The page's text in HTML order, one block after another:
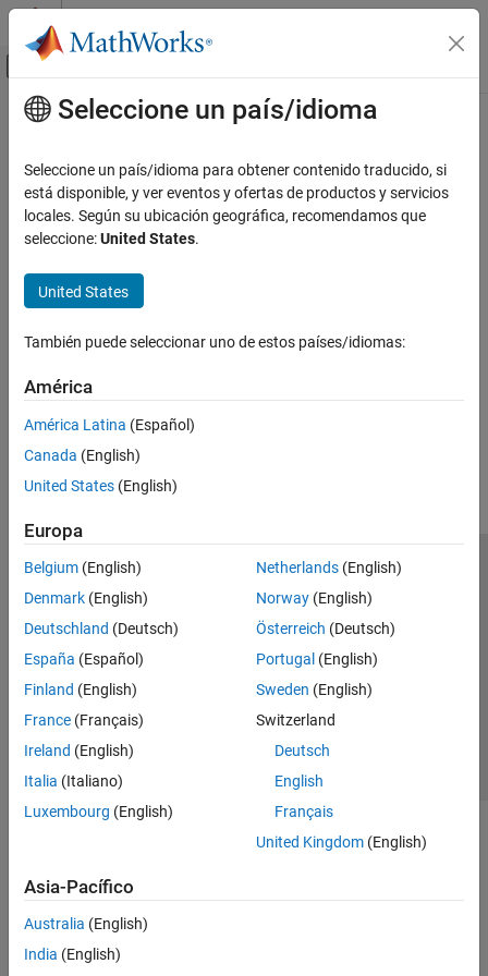
Saltar al contenido
Mostrar/ocultar menú de navegación
Inicio de Documentación
Contenido principal
¿Qué tan útil fue esta traducción?
Seleccione un país/idioma
Seleccione un país/idioma para obtener contenido traducido, si
está disponible, y ver eventos y ofertas de productos y servicios
locales. Según su ubicación geográfica, recomendamos que
seleccione:United States.
United States
También puede seleccionar uno de estos países/idiomas:
América
América Latina (Español)
Canada (English)
United States (English)
Europa
Belgium (English)
Denmark (English)
Deutschland (Deutsch)
España (Español)
Finland (English)
France (Français)
Ireland (English)
Italia (Italiano)
Luxembourg (English)
Netherlands(English)
Norway(English)
Österreich (Deutsch)
Portugal (English)
Sweden (English)
Switzerland
Deutsch
English
Français
United Kingdom(English)
Asia-Pacífico
Australia (English)
India (English)
Centro de confianza
Marcas comerciales
Política de privacidad
Antipiratería
Estado de las aplicaciones
Información de contacto
© 1994-2026 The MathWorks, Inc.
Seleccione un país/